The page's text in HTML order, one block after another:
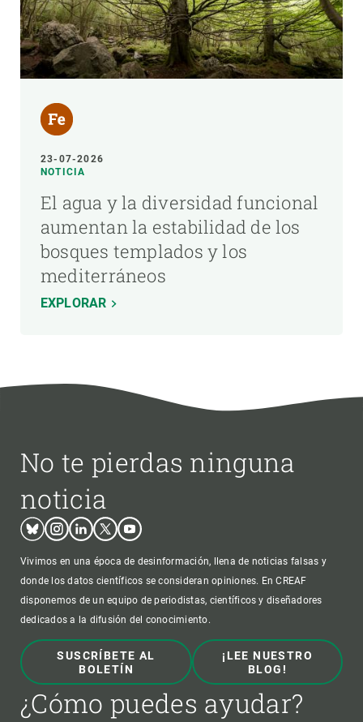
23-07-2026
NOTICIA
El agua y la diversidad funcional
aumentan la estabilidad de los
bosques templados y los
mediterráneos
EXPLORAR
No te pierdas ninguna
noticia
BlueskyInstagram
LinkedinTwitterYoutube
Vivimos en una época de desinformación, llena de noticias falsas y
donde los datos científicos se consideran opiniones. En CREAF
disponemos de un equipo de periodistas, científicos y diseñadores
dedicados a la difusión del conocimiento.
SUSCRÍBETE AL
BOLETÍN
¡LEE NUESTRO
BLOG!
¿Cómo puedes ayudar?